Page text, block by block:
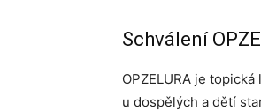
Schválení
OPZELURA je
u dospělých a dětí